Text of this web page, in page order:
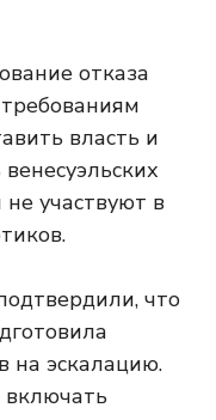
отказа
власть и
участвуют в
что
на эскалацию.